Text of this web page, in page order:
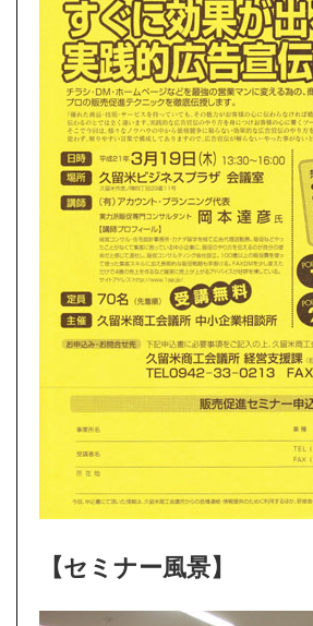
【セミナー風景】